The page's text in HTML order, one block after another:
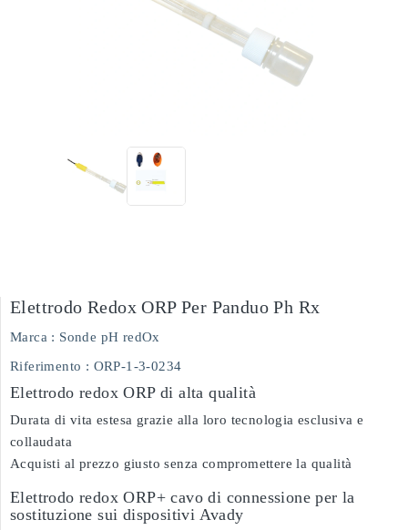
Elettrodo Redox ORP Per Panduo Ph Rx
Marca : Sonde pH redOx
Riferimento : ORP-1-3-0234
Elettrodo redox ORP di alta qualità
Durata di vita estesa grazie alla loro tecnologia esclusiva e
collaudata
Acquisti al prezzo giusto senza compromettere la qualità
Elettrodo redox ORP+ cavo di connessione per la
sostituzione sui dispositivi Avady